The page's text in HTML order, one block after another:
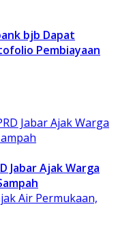
bjb Dapat
Pembiayaan
Jabar Ajak Warga